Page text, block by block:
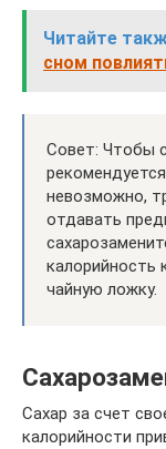
Читайте
сном
Совет: Чтобы
невозможно,
отдавать
калорийность
чайную ложку.
Сахар за счет
калорийности